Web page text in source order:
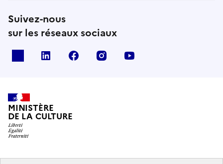
Suivez-nous
sur les réseaux sociaux
linkedin facebook instagram
MINISTÈRE
DE LA CULTURE